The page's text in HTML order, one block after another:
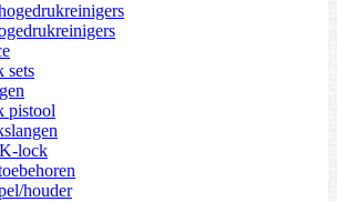
sets
pistool
lock
houder